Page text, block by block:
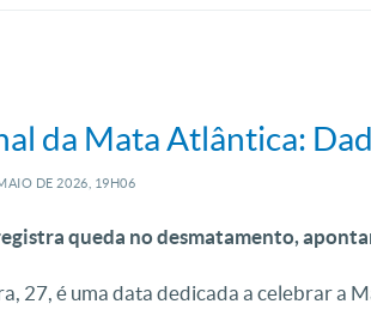
da Mata Atlântica:
DE 2026, 19H06
queda no desmatamento,
27, é uma data dedicada a celebrar a